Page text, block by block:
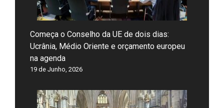
Começa o Conselho da UE de dois dias:
Ucrânia, Médio Oriente e orçamento europeu
na agenda
19 de Junho, 2026